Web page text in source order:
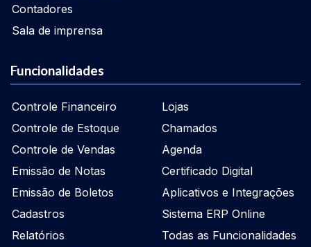
Contadores
Sala de imprensa
Funcionalidades
Controle Financeiro
Controle de Estoque
Controle de Vendas
Emissão de Notas
Emissão de Boletos
Cadastros
Relatórios
Lojas
Chamados
Agenda
Certificado Digital
Aplicativos e Integrações
Sistema ERP Online
Todas as Funcionalidades